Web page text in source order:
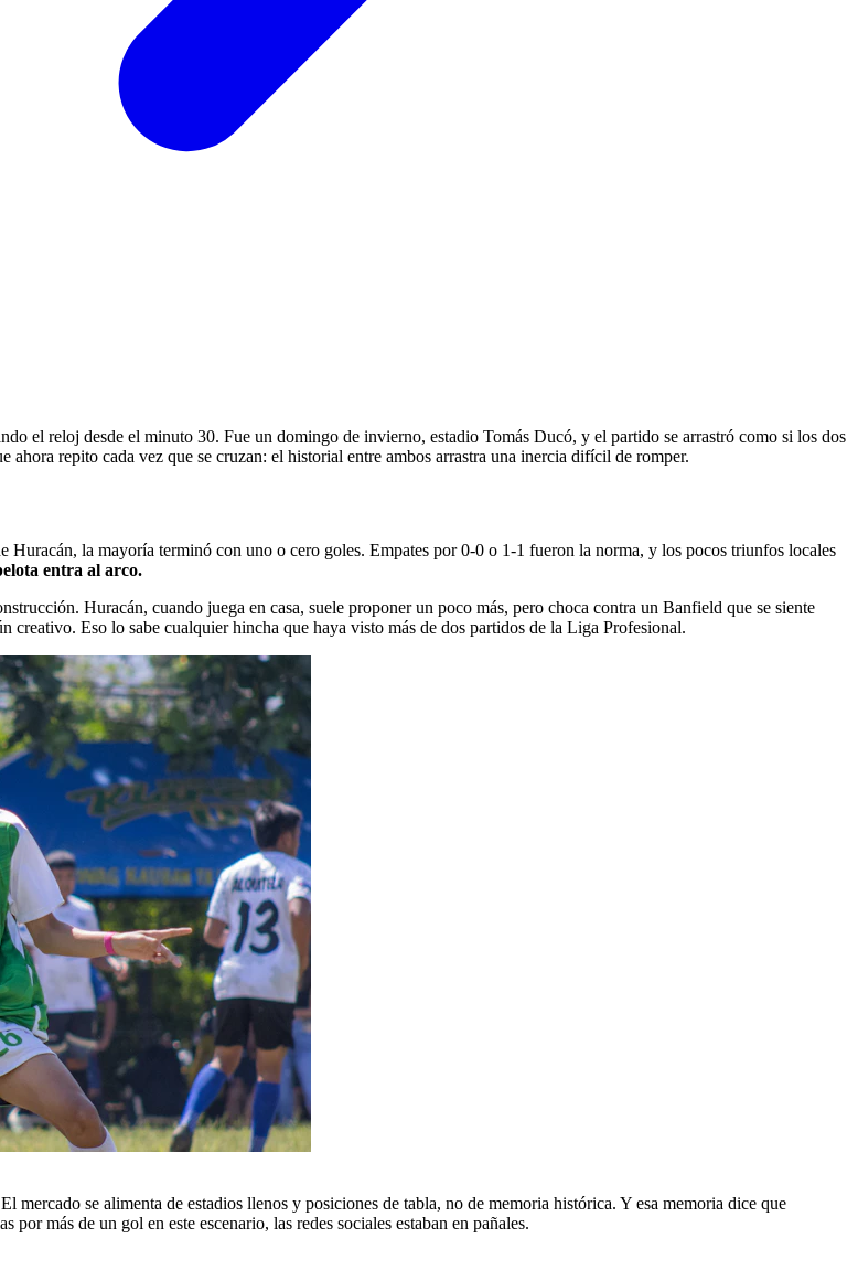
el reloj desde el minuto 30. Fue un domingo de invierno, estadio Tomás Ducó, y el partido se arrastró como si los dos
repito cada vez que se cruzan: el historial entre ambos arrastra una inercia difícil de romper.
la mayoría terminó con uno o cero goles. Empates por 0-0 o 1-1 fueron la norma, y los pocos triunfos locales
entra al arco.
Huracán, cuando juega en casa, suele proponer un poco más, pero choca contra un Banfield que se siente
creativo. Eso lo sabe cualquier hincha que haya visto más de dos partidos de la Liga Profesional.
mercado se alimenta de estadios llenos y posiciones de tabla, no de memoria histórica. Y esa memoria dice que
más de un gol en este escenario, las redes sociales estaban en pañales.